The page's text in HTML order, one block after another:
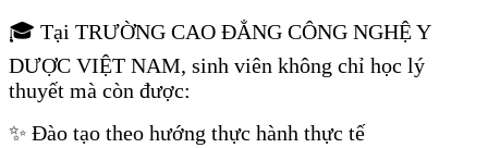
🎓 Tại TRƯỜNG CAO ĐẲNG CÔNG NGHỆ Y
DƯỢC VIỆT NAM, sinh viên không chỉ học lý
thuyết mà còn được:
✨ Đào tạo theo hướng thực hành thực tế